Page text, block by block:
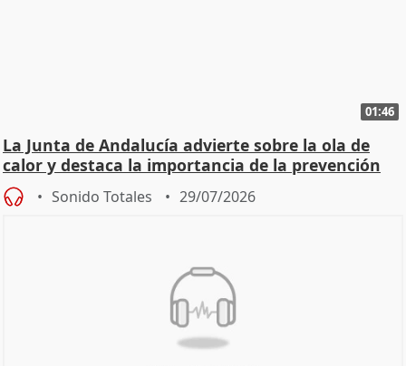
01:46
La Junta de Andalucía advierte sobre la ola de
calor y destaca la importancia de la prevención
Sonido Totales 29/07/2026